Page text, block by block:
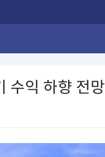
수익 하향 전망